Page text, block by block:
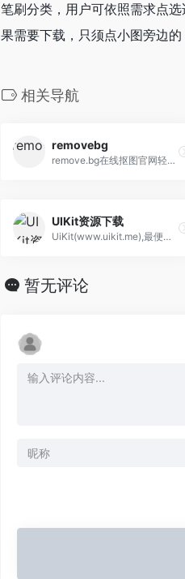
笔刷分类，用户可依照需求点
果需要下载，只须点小图旁边
相关导航
removebg
remove.bg在线抠图官网轻松实现一键抠图，图片去除背景，只需上传图片，无需其他操作，即可100%自动去除图片背景。remove.bg是简单好用的智能抠图软件…
UIKit资源下载
UiKit(www.uikit.me),最便捷新鲜的uikit资源下载网站，提供各种设计素材源文件下载，设计源文件分享社区。官网整合了大量UIKIT文件,包含展示样机
暂无评论